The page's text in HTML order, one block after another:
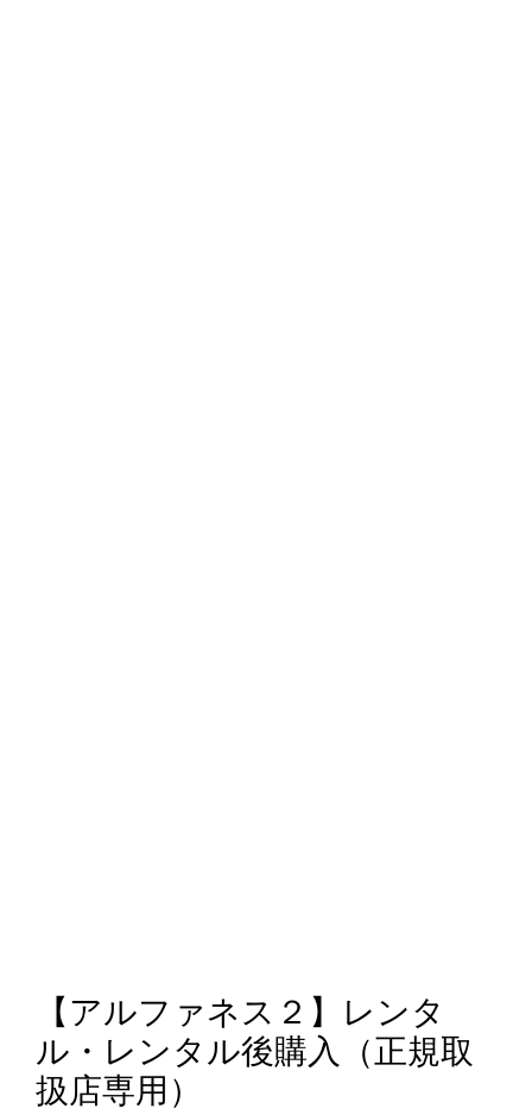
【アルファネス２】レンタ
ル・レンタル後購入（正規取
扱店専用）